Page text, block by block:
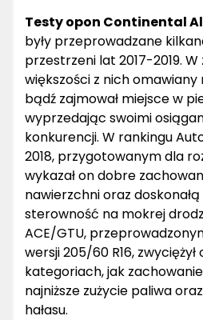
Testy opon Continental
były przeprowadzane
przestrzeni lat 2017-2019.
większości z nich omawiany
bądź zajmował miejsce w
wyprzedając swoimi
konkurencji. W rankingu
2018, przygotowanym dla
wykazał on dobre
nawierzchni oraz
sterowność na mokrej
ACE/GTU,
wersji 205/60 R16,
kategoriach, jak
najniższe zużycie paliwa
hałasu.